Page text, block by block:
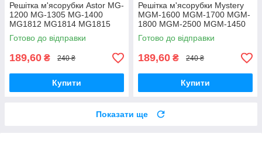
Решітка м'ясорубки Astor MG-
1200 MG-1305 MG-1400
MG1812 MG1814 MG1815
MG1901 MG1902 MG1903
MG1904 MG2105 паштетна
Готово до відправки
189,60 ₴ 240 ₴
Купити
Решітка м'ясорубки Mystery
MGM-1600 MGM-1700 MGM-
1800 MGM-2500 MGM-1450
MGM-1550 MGM-1650
паштетна
Готово до відправки
189,60 ₴ 240 ₴
Купити
Показати ще